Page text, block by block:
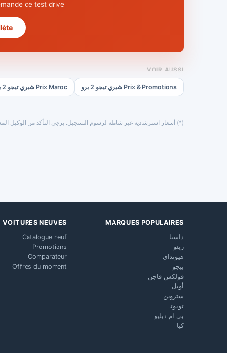
de test drive.
→
VOIR AUSSI
Prix & Promotions شيري تيجو 2 برو Prix Maroc شيري تيجو 2 برو
(*) أسعار استرشادية غير شاملة لرسوم التسجيل. يرجى التأكد من الوكيل
MARQUES POPULAIRES
داسيا
رينو
هيونداي
بيجو
فولكس فاجن
أوبل
ستروين
تويوتا
بي ام دبليو
كيا
VOITURES NEUVES
Catalogue neuf
Promotions
Comparateur
Offres du moment